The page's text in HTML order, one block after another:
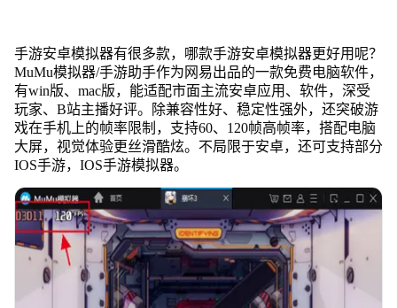
手游安卓模拟器有很多款，哪款手游安卓模拟器更好用呢？
MuMu模拟器/手游助手作为网易出品的一款免费电脑软件，
有win版、mac版，能适配市面主流安卓应用、软件，深受
玩家、B站主播好评。除兼容性好、稳定性强外，还突破游
戏在手机上的帧率限制，支持60、120帧高帧率，搭配电脑
大屏，视觉体验更丝滑酷炫。不局限于安卓，还可支持部分
IOS手游，IOS手游模拟器。